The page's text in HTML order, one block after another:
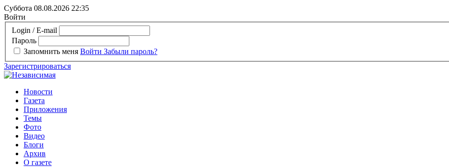
Суббота 08.08.2026 22:35
Войти
Login / E-mail
Пароль
Запомнить меня Войти Забыли пароль?
Зарегистрироваться
Новости
Газета
Приложения
Темы
Фото
Видео
Блоги
Архив
О газете